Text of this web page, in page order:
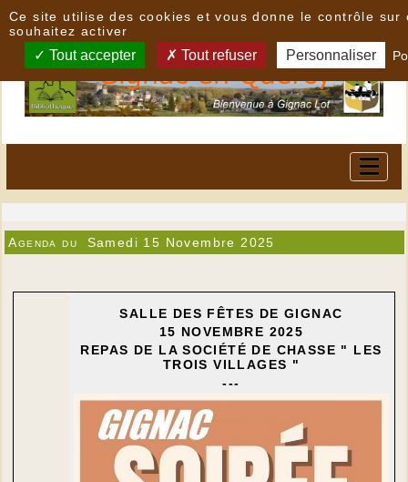
Agenda du Samedi 15 Novembre 2025
SALLE DES FÊTES DE GIGNAC
15 NOVEMBRE 2025
REPAS DE LA SOCIÉTÉ DE CHASSE " LES
TROIS VILLAGES "
---
Ce site utilise des cookies et vous donne le contrôle sur
souhaitez activer
Tout accepter Tout refuser Personnaliser